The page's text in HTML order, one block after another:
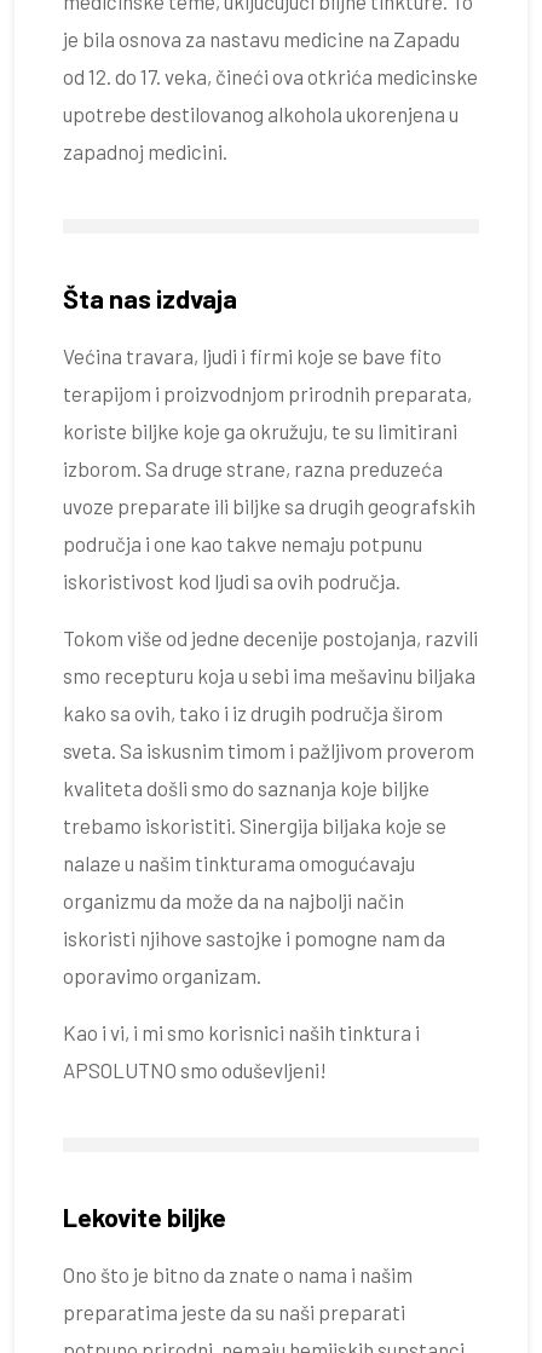
je bila osnova za nastavu medicine na Zapadu
od 12. do 17. veka, čineći ova otkrića medicinske
upotrebe destilovanog alkohola ukorenjena u
zapadnoj medicini.
Šta nas izdvaja
Većina travara, ljudi i firmi koje se bave fito
terapijom i proizvodnjom prirodnih preparata,
koriste biljke koje ga okružuju, te su limitirani
izborom. Sa druge strane, razna preduzeća
uvoze preparate ili biljke sa drugih geografskih
područja i one kao takve nemaju potpunu
iskoristivost kod ljudi sa ovih područja.
Tokom više od jedne decenije postojanja, razvili
smo recepturu koja u sebi ima mešavinu biljaka
kako sa ovih, tako i iz drugih područja širom
sveta. Sa iskusnim timom i pažljivom proverom
kvaliteta došli smo do saznanja koje biljke
trebamo iskoristiti. Sinergija biljaka koje se
nalaze u našim tinkturama omogućavaju
organizmu da može da na najbolji način
iskoristi njihove sastojke i pomogne nam da
oporavimo organizam.
Kao i vi, i mi smo korisnici naših tinktura i
APSOLUTNO smo oduševljeni!
Lekovite biljke
Ono što je bitno da znate o nama i našim
preparatima jeste da su naši preparati